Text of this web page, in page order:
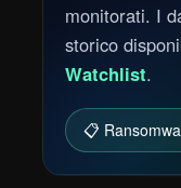
monitorati. I
storico
Watchlist.
📋